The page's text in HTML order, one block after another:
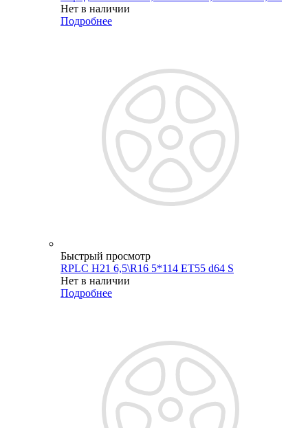
Нет в наличии
Подробнее
Быстрый просмотр
RPLC H21 6,5\R16 5*114 ET55 d64 S
Нет в наличии
Подробнее